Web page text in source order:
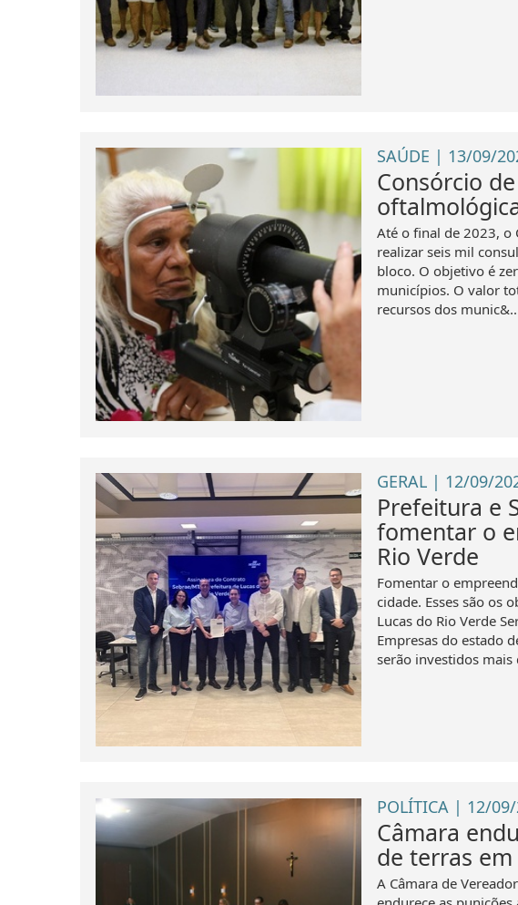
SAÚDE | 13/09/
Consórcio
Até o final de 2023, o
realizar seis mil
bloco. O objetivo é
municípios. O valor
recursos dos
GERAL | 12/09/
Prefeitura e
fomentar o
Rio Verde
Fomentar o
cidade. Esses são os
Lucas do Rio Verde
Empresas do estado
serão investidos mais
POLÍTICA | 12/
Câmara
de terras em
A Câmara de